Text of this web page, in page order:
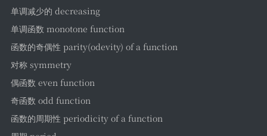
单调减少的 decreasing
单调函数 monotone function
函数的奇偶性 parity(odevity) of a function
对称 symmetry
偶函数 even function
奇函数 odd function
函数的周期性 periodicity of a function